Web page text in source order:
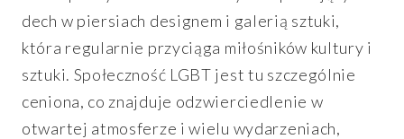
dech w piersiach designem i galerią sztuki,
która regularnie przyciąga miłośników kultury i
sztuki. Społeczność LGBT jest tu szczególnie
ceniona, co znajduje odzwierciedlenie w
otwartej atmosferze i wielu wydarzeniach,